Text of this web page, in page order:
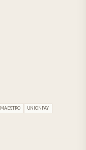
MAESTRO UNIONPAY